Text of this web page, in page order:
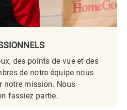
des points de vue et des
de notre équipe nous
notre mission. Nous
fassiez partie.​​​​​​​